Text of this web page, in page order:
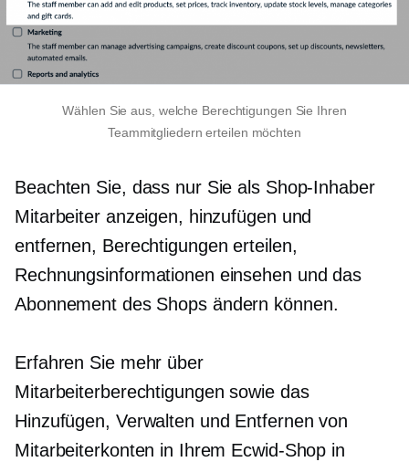
Wählen Sie aus, welche Berechtigungen Sie Ihren
Teammitgliedern erteilen möchten
Beachten Sie, dass nur Sie als Shop-Inhaber
Mitarbeiter anzeigen, hinzufügen und
entfernen, Berechtigungen erteilen,
Rechnungsinformationen einsehen und das
Abonnement des Shops ändern können.
Erfahren Sie mehr über
Mitarbeiterberechtigungen sowie das
Hinzufügen, Verwalten und Entfernen von
Mitarbeiterkonten in Ihrem Ecwid-Shop in